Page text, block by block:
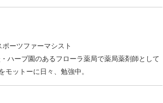
ーツファーマシスト
ハーブ園のあるフローラ薬局で薬局薬剤師として
ットーに日々、勉強中。